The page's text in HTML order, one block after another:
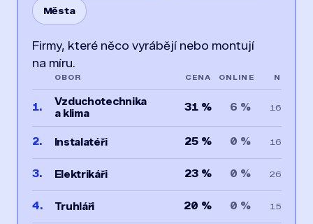
Města
Firmy, které něco vyrábějí nebo montují
na míru.
OBOR CENA ONLINE N
1.
Vzduchotechnika
a klima
31 % 6 % 16
2. Instalatéři 25 % 0 % 16
3. Elektrikáři 23 % 0 % 26
4. Truhláři 20 % 0 % 15